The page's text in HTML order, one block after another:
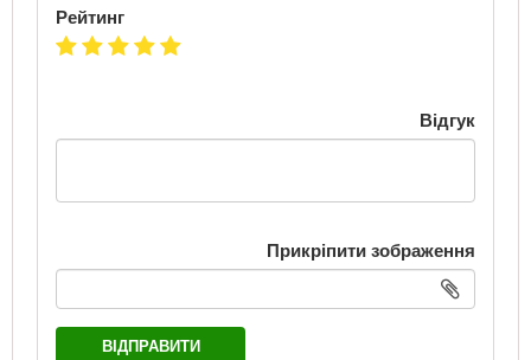
Рейтинг
Відгук
Прикріпити зображення
ВІДПРАВИТИ